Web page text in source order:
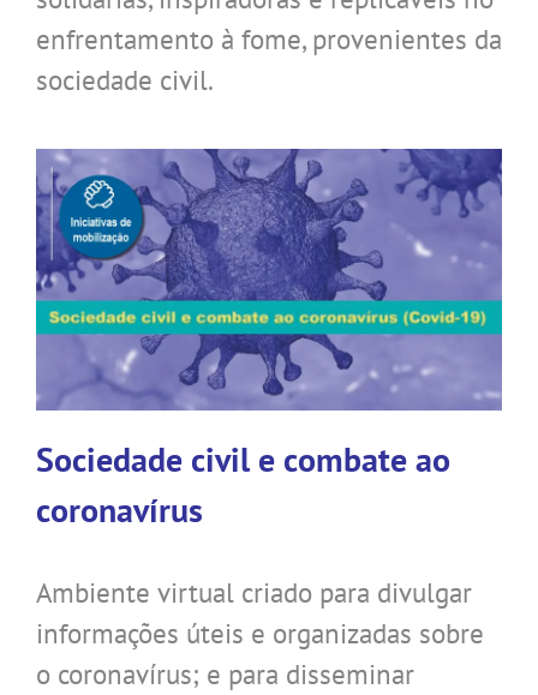
enfrentamento à fome, provenientes da
sociedade civil.
Sociedade civil e combate ao
coronavírus
Ambiente virtual criado para divulgar
informações úteis e organizadas sobre
o coronavírus; e para disseminar